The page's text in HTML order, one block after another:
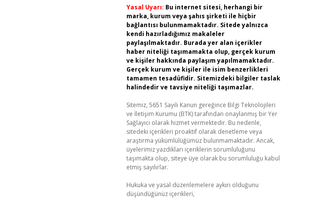
Yasal Uyarı: Bu internet sitesi, herhangi bir
marka, kurum veya şahıs şirketi ile hiçbir
bağlantısı bulunmamaktadır. Sitede yalnızca
kendi hazırladığımız makaleler
paylaşılmaktadır. Burada yer alan içerikler
haber niteliği taşımamakta olup, gerçek kurum
ve kişiler hakkında paylaşım yapılmamaktadır.
Gerçek kurum ve kişiler ile isim benzerlikleri
tamamen tesadüfidir. Sitemizdeki bilgiler taslak
halindedir ve tavsiye niteliği taşımazlar.
Sitemiz, 5651 Sayılı Kanun gereğince Bilgi Teknolojileri
ve İletişim Kurumu (BTK) tarafından onaylanmış bir Yer
Sağlayıcı olarak hizmet vermektedir. Bu nedenle,
sitedeki içerikleri proaktif olarak denetleme veya
araştırma yükümlülüğümüz bulunmamaktadır. Ancak,
üyelerimiz yazdıkları içeriklerin sorumluluğunu
taşımakta olup, siteye üye olarak bu sorumluluğu kabul
etmiş sayılırlar.
Hukuka ve yasal düzenlemelere aykırı olduğunu
düşündüğünüz içerikleri,